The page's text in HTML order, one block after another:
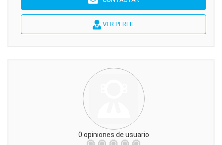
VER PERFIL
0 opiniones de usuario